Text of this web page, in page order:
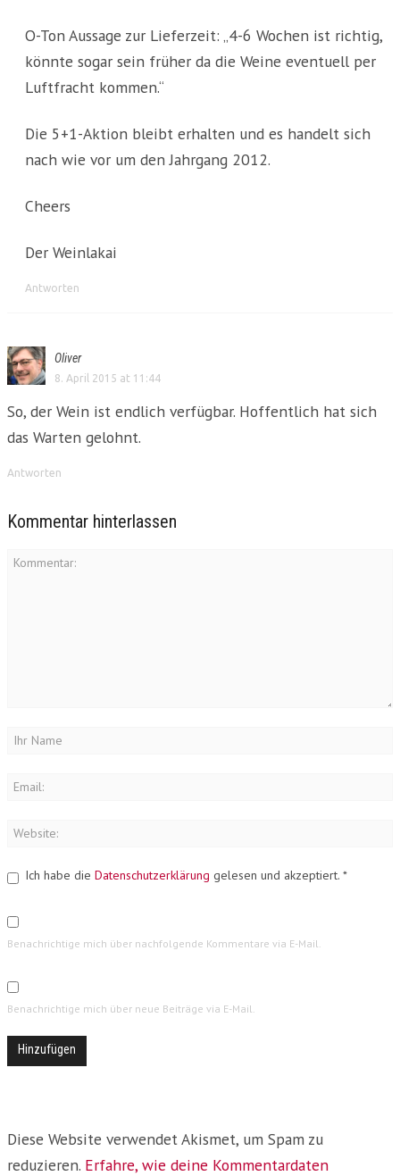
O-Ton Aussage zur Lieferzeit: „4-6 Wochen ist richtig,
könnte sogar sein früher da die Weine eventuell per
Luftfracht kommen.“
Die 5+1-Aktion bleibt erhalten und es handelt sich
nach wie vor um den Jahrgang 2012.
Cheers
Der Weinlakai
Antworten
Oliver
8. April 2015 at 11:44
So, der Wein ist endlich verfügbar. Hoffentlich hat sich
das Warten gelohnt.
Antworten
Kommentar hinterlassen
Ich habe die Datenschutzerklärung gelesen und akzeptiert. *
Benachrichtige mich über nachfolgende Kommentare via E-Mail.
Benachrichtige mich über neue Beiträge via E-Mail.
Diese Website verwendet Akismet, um Spam zu
reduzieren. Erfahre, wie deine Kommentardaten